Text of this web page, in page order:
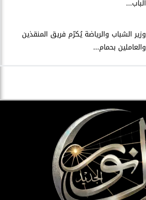
الباب...
وزير الشباب والرياضة يُكرّم فريق المنقذين
والعاملين بحمام...